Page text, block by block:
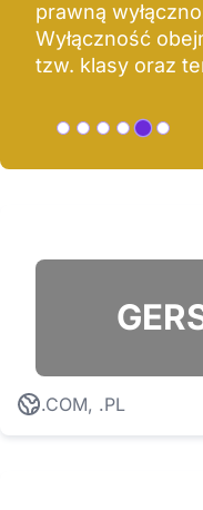
Chroń swoją
główne
Opłaty
na 10 lat.
.COM, .PL